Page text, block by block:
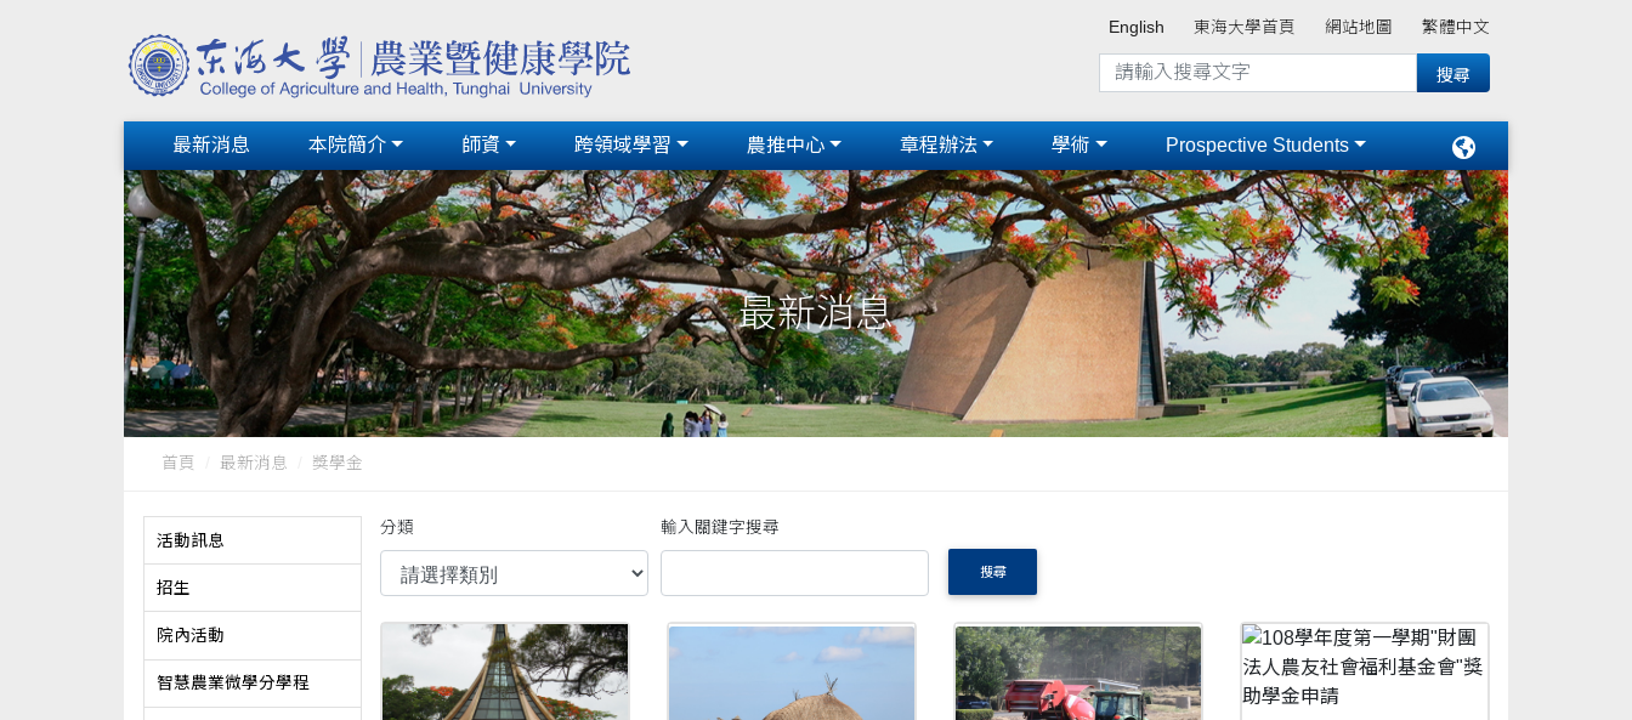
English 東海大學首頁 網站地圖 繁體中文
最新消息 本院簡介 師資 跨領域學習 農推中心 章程辦法 學術 Prospective Students
最新消息
首頁 最新消息 獎學金
活動訊息
招生
院內活動
智慧農業微學分學程
分類 輸入關鍵字搜尋
搜尋